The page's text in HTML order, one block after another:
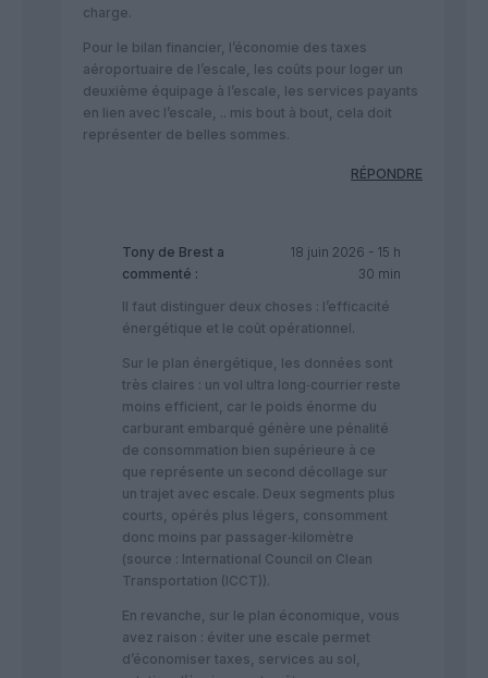
charge.
Pour le bilan financier, l’économie des taxes
aéroportuaire de l’escale, les coûts pour loger un
deuxième équipage à l’escale, les services payants
en lien avec l’escale, .. mis bout à bout, cela doit
représenter de belles sommes.
RÉPONDRE
Tony de Brest a
commenté :
18 juin 2026 - 15 h
30 min
Il faut distinguer deux choses : l’efficacité
énergétique et le coût opérationnel.
Sur le plan énergétique, les données sont
très claires : un vol ultra long‑courrier reste
moins efficient, car le poids énorme du
carburant embarqué génère une pénalité
de consommation bien supérieure à ce
que représente un second décollage sur
un trajet avec escale. Deux segments plus
courts, opérés plus légers, consomment
donc moins par passager‑kilomètre
(source : International Council on Clean
Transportation (ICCT)).
En revanche, sur le plan économique, vous
avez raison : éviter une escale permet
d’économiser taxes, services au sol,